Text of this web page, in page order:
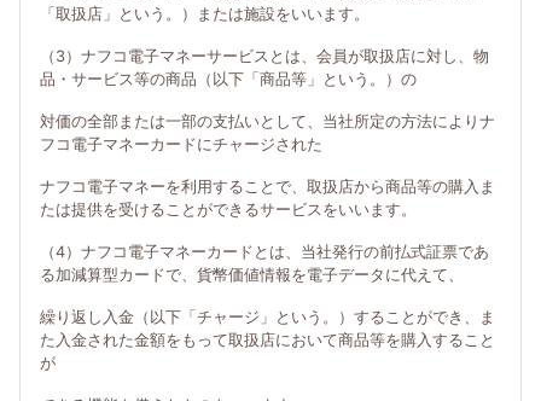
「取扱店」という。）または施設をいいます。
（3）ナフコ電子マネーサービスとは、会員が取扱店に対し、物
品・サービス等の商品（以下「商品等」という。）の
対価の全部または一部の支払いとして、当社所定の方法によりナ
フコ電子マネーカードにチャージされた
ナフコ電子マネーを利用することで、取扱店から商品等の購入ま
たは提供を受けることができるサービスをいいます。
（4）ナフコ電子マネーカードとは、当社発行の前払式証票であ
る加減算型カードで、貨幣価値情報を電子データに代えて、
繰り返し入金（以下「チャージ」という。）することができ、ま
た入金された金額をもって取扱店において商品等を購入すること
が